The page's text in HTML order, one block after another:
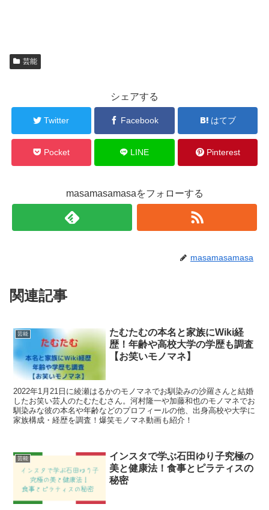
芸能
シェアする
Twitter Facebook はてブ
Pocket LINE Pinterest
masamasamasaをフォローする
masamasamasa
関連記事
芸能
たむたむの本名と家族にWiki経
歴！年齢や高校大学の学歴も調査
【お笑いモノマネ】
2022年1月21日に綾瀬はるかのモノマネでお馴染みの沙羅さんと結婚
したお笑い芸人のたむたむさん。河村隆一や加藤和也のモノマネでお
馴染みな彼の本名や年齢などのプロフィールの他、出身高校や大学に
家族構成・経歴を調査！爆笑モノマネ動画も紹介！
芸能
インスタで学ぶ石田ゆり子究極の
美と健康法！食事とピラティスの
秘密